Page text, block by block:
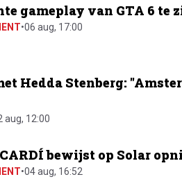
gameplay van GTA 6 te
•06 aug, 17:00
Hedda Stenberg:
aug, 12:00
bewijst op Solar
•04 aug, 16:52